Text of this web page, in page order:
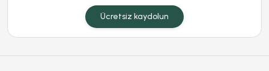
Ücretsiz kaydolun